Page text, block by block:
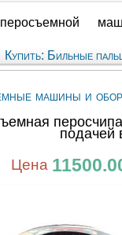
Купить: Бильные
машины и
подачей
Цена